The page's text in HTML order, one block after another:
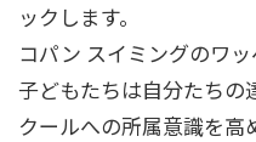
ックします。
コパン スイミングのワッ
子どもたちは自分たちの
クールへの所属意識を高